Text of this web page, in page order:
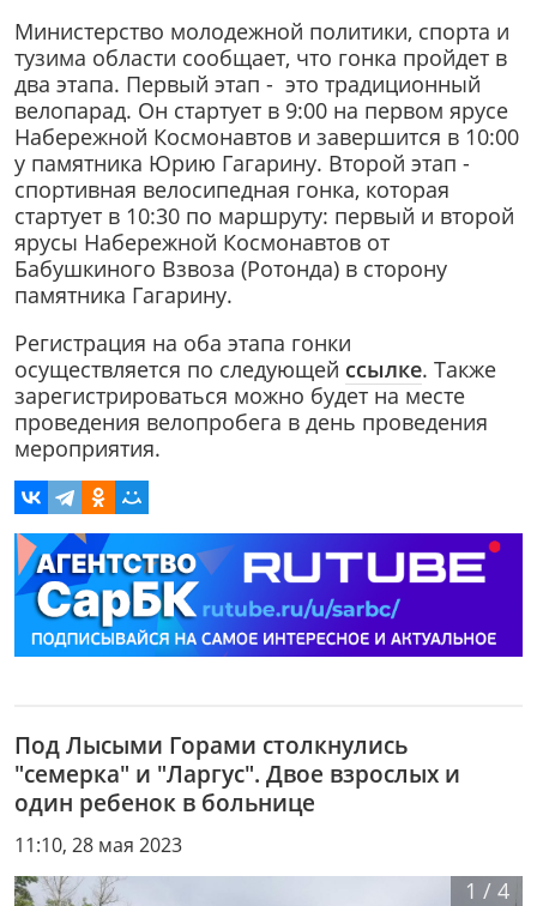
Министерство молодежной политики, спорта и
тузима области сообщает, что гонка пройдет в
два этапа. Первый этап - это традиционный
велопарад. Он стартует в 9:00 на первом ярусе
Набережной Космонавтов и завершится в 10:00
у памятника Юрию Гагарину. Второй этап -
спортивная велосипедная гонка, которая
стартует в 10:30 по маршруту: первый и второй
ярусы Набережной Космонавтов от
Бабушкиного Взвоза (Ротонда) в сторону
памятника Гагарину.
Регистрация на оба этапа гонки
осуществляется по следующей ссылке. Также
зарегистрироваться можно будет на месте
проведения велопробега в день проведения
мероприятия.
Под Лысыми Горами столкнулись
"семерка" и "Ларгус". Двое взрослых и
один ребенок в больнице
11:10, 28 мая 2023
1 / 4